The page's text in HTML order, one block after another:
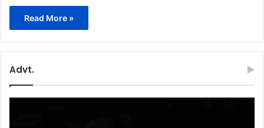
Read More »
Advt.